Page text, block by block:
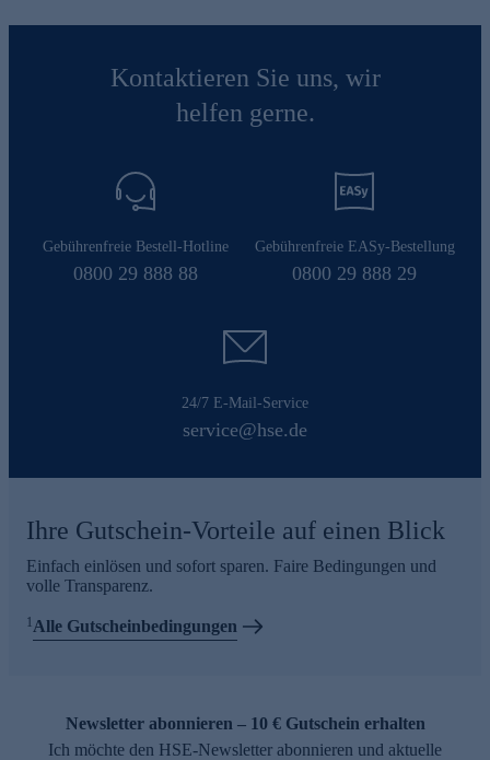
Kontaktieren Sie uns, wir
helfen gerne.
Gebührenfreie Bestell-Hotline
0800 29 888 88
Gebührenfreie EASy-Bestellung
0800 29 888 29
24/7 E-Mail-Service
service@hse.de
Ihre Gutschein-Vorteile auf einen Blick
Einfach einlösen und sofort sparen. Faire Bedingungen und
volle Transparenz.
1Alle Gutscheinbedingungen
Newsletter abonnieren – 10 € Gutschein erhalten
Ich möchte den HSE-Newsletter abonnieren und aktuelle